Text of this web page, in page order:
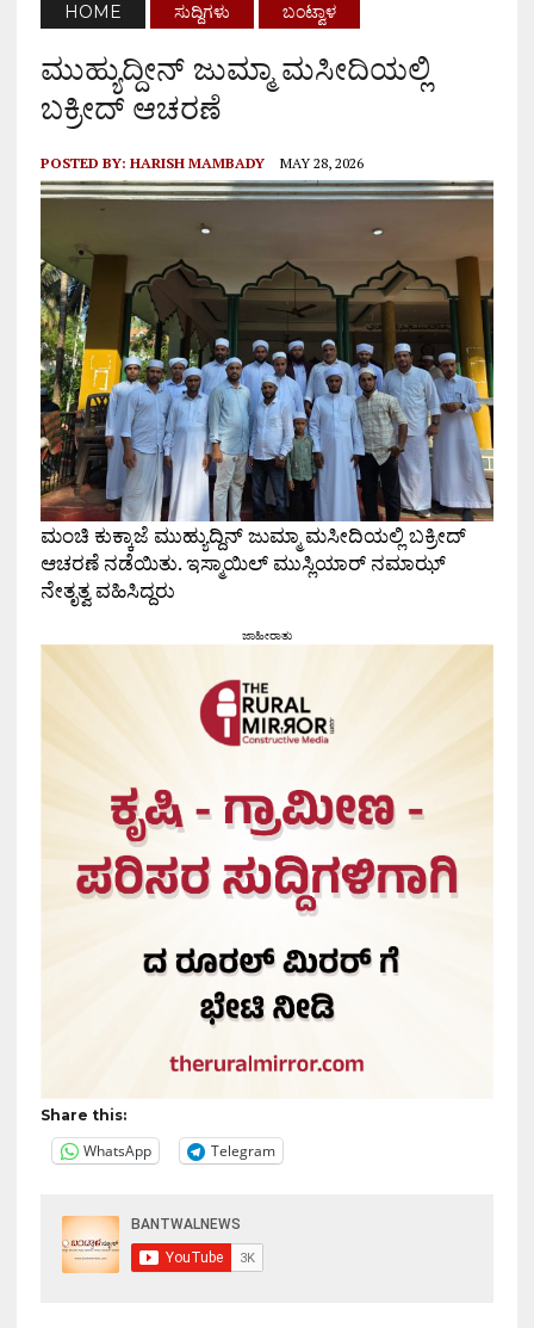
HOME ಸುದ್ದಿಗಳು ಬಂಟ್ವಾಳ
ಮುಹ್ಯುದ್ದೀನ್ ಜುಮ್ಮಾ ಮಸೀದಿಯಲ್ಲಿ
ಬಕ್ರೀದ್ ಆಚರಣೆ
POSTED BY: HARISH MAMBADY MAY 28, 2026
ಮಂಚಿ ಕುಕ್ಕಾಜೆ ಮುಹ್ಯುದ್ದಿನ್ ಜುಮ್ಮಾ ಮಸೀದಿಯಲ್ಲಿ ಬಕ್ರೀದ್
ಆಚರಣೆ ನಡೆಯಿತು. ಇಸ್ಮಾಯಿಲ್ ಮುಸ್ಲಿಯಾರ್ ನಮಾಝ್
ನೇತೃತ್ವ ವಹಿಸಿದ್ದರು
ಜಾಹೀರಾತು
Share this:
WhatsApp Telegram